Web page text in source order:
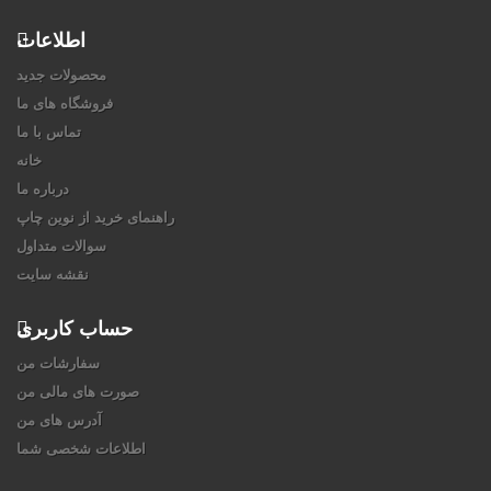
اطلاعات
محصولات جدید
فروشگاه های ما
تماس با ما
خانه
درباره ما
راهنمای خرید از نوین چاپ
سوالات متداول
نقشه سایت
حساب کاربری
سفارشات من
صورت های مالی من
آدرس های من
اطلاعات شخصی شما